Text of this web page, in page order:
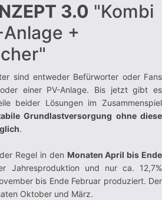
3.0 "Kombi
Anlage +
sind entweder Befürworter oder Fans
einer PV-Anlage. Bis jetzt gibt es
beider Lösungen im Zusammenspiel
Grundlastversorgung ohne diese
.
Regel in den Monaten April bis Ende
Jahresproduktion und nur ca. 12,7%
bis Ende Februar produziert. Der
Oktober und März.